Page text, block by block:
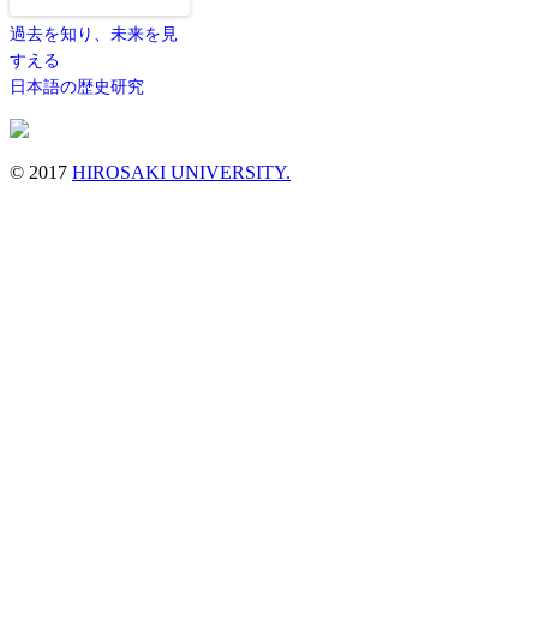
過去を知り、未来を見
すえる
日本語の歴史研究
© 2017 HIROSAKI UNIVERSITY.